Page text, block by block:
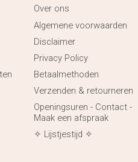
Over ons
Algemene voorwaarden
Disclaimer
Privacy Policy
Betaalmethoden
Verzenden & retourneren
Openingsuren - Contact -
Maak een afspraak
✧ Lijstjestijd ✧